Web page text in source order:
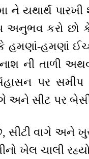
ને યથાર્થ
અનુભવ કરો
હમણાં
ની તાળી
પર
અને સીટ પર
સીટી વાગે અને
ખેલ ચાલી